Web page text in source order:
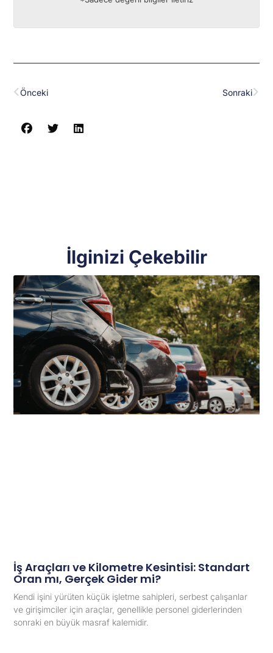
Önceki Sonraki
İlginizi Çekebilir
İş Araçları ve Kilometre Kesintisi: Standart
Oran mı, Gerçek Gider mi?
Kendi işini yürüten küçük işletme sahipleri, serbest çalışanlar
ve girişimciler için araçlar, genellikle personel giderlerinden
sonraki en büyük masraf kalemidir.